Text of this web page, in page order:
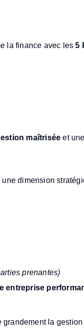
la finance avec les5
maîtrisée et une
dimension
prenantes)
entreprise
la